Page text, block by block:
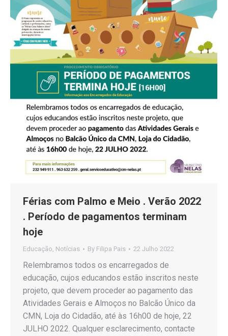
Férias com Palmo e Meio . Verão 2022
. Período de pagamentos terminam
hoje
Educação, Notícias By Filipa Pais 22 Julho 2022
Relembramos todos os encarregados de
educação, cujos educandos estão inscritos neste
projeto, que devem proceder ao pagamento das
Atividades Gerais e Almoços no Balcão Único da
CMN, Loja do Cidadão, até às 16h00 de hoje, 22
JULHO 2022. Qualquer esclarecimento, contacte